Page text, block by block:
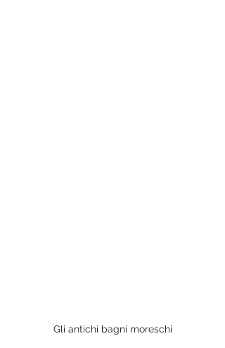
Gli antichi bagni moreschi